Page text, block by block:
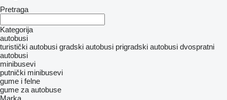
Pretraga
Kategorija
autobusi
turistički autobusi gradski autobusi prigradski autobusi dvospratni
autobusi
minibusevi
putnički minibusevi
gume i felne
gume za autobuse
Marka